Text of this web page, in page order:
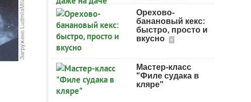
Орехово-
банановый кекс:
быстро, просто и
вкусно
6
Мастер-класс
"Филе судака в
кляре"